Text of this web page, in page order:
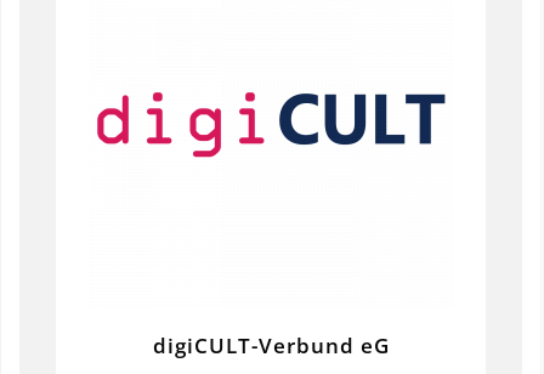
digiCULT-Verbund eG